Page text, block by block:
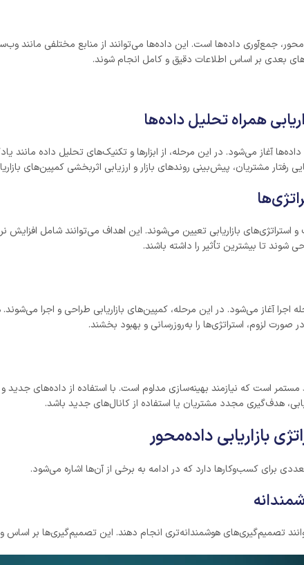
بعدی بر اساس اطلاعات دقیق و کامل انجام شوند.
آغاز می‌شود. در این مرحله، از ابزارها و تکنیک‌های تحلیل داده
رفتار مشتریان، پیش‌بینی روندهای بازار و ارزیابی اثربخشی کمپین‌های
تا بیشترین تأثیر را داشته باشند.
اجرا آغاز می‌شود. در این مرحله، کمپین‌های بازاریابی طراحی و اجرا
لزوم، استراتژی‌ها را به‌روزرسانی و بهبود بخشند.
مستمر است که نیازمند بهینه‌سازی مداوم است. با استفاده از داده‌های
هدف‌گیری مجدد مشتریان یا استفاده از کانال‌های جدید باشد.
برای کسب‌وکارها دارد که در ادامه به برخی از آن‌ها اشاره می‌شود.
تصمیم‌گیری‌های هوشمندانه‌تری انجام دهند. این تصمیم‌گیری‌ها بر